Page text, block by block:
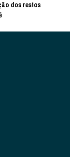
dos restos